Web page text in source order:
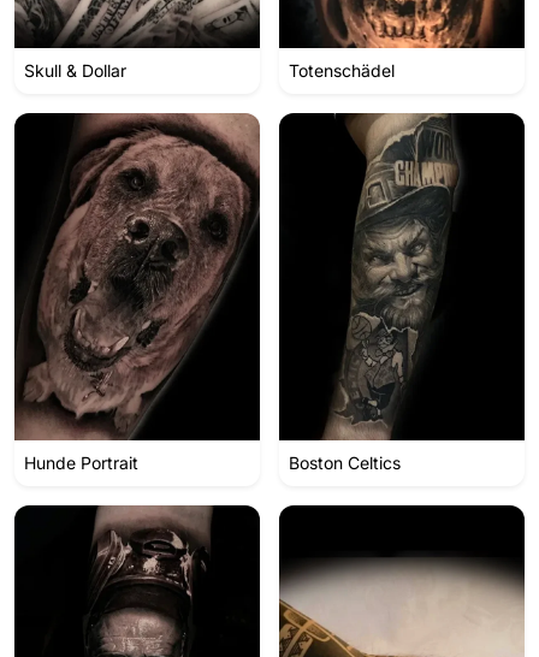
Skull & Dollar Totenschädel
Hunde Portrait Boston Celtics